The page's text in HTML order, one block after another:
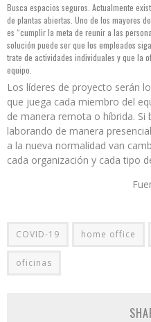
Busca espacios seguros. Actualmente
de plantas abiertas. Uno de los mayores
es “cumplir la meta de reunir a las
solución puede ser que los empleados
trate de actividades individuales y que la
equipo.
Los líderes de proyecto serán
que juega cada miembro del
de manera remota o híbrida. Si
laborando de manera
a la nueva normalidad van
cada organización y cada tipo
COVID-19 home office
oficinas